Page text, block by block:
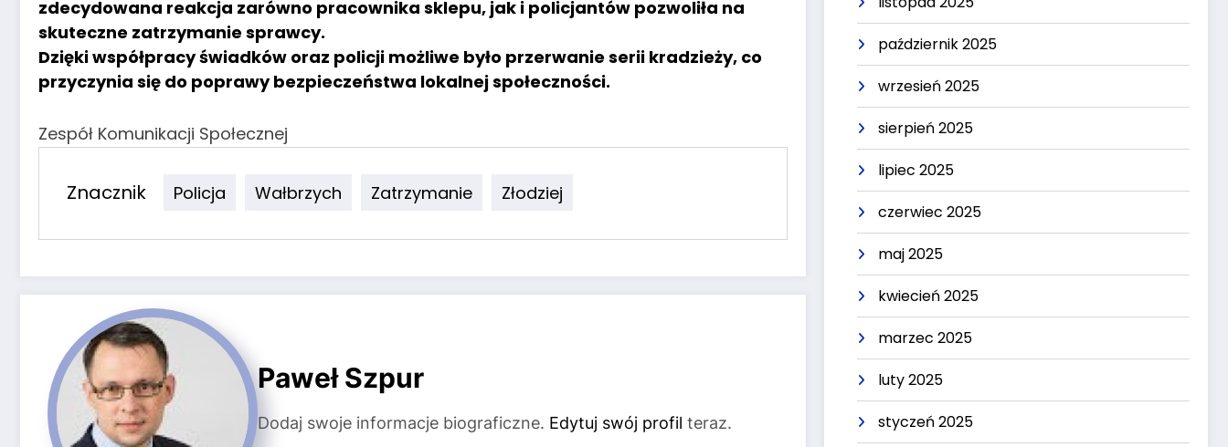
zdecydowana reakcja zarówno pracownika sklepu, jak i policjantów pozwoliła na
skuteczne zatrzymanie sprawcy.
Dzięki współpracy świadków oraz policji możliwe było przerwanie serii kradzieży, co
przyczynia się do poprawy bezpieczeństwa lokalnej społeczności.
Zespół Komunikacji Społecznej
Znacznik Policja Wałbrzych Zatrzymanie Złodziej
Paweł Szpur
Dodaj swoje informacje biograficzne. Edytuj swój profil teraz.
październik 2025
wrzesień 2025
sierpień 2025
lipiec 2025
czerwiec 2025
maj 2025
kwiecień 2025
marzec 2025
luty 2025
styczeń 2025